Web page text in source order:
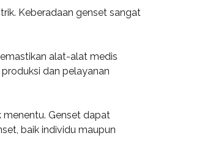
Keberadaan genset sangat
alat-alat medis
dan pelayanan
Genset dapat
baik individu maupun